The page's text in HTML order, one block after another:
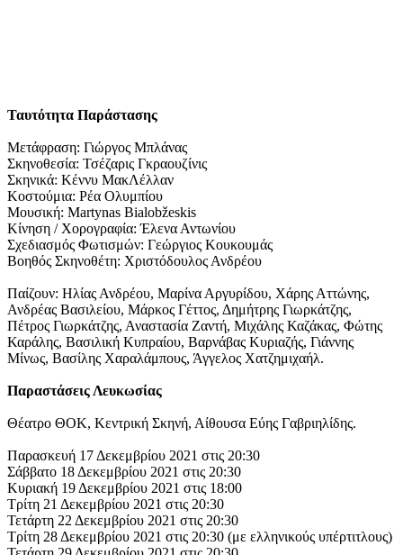
Ταυτότητα Παράστασης
Μετάφραση: Γιώργος Μπλάνας
Σκηνοθεσία: Τσέζαρις Γκραουζίνις
Σκηνικά: Κέννυ ΜακΛέλλαν
Κοστούμια: Ρέα Ολυμπίου
Μουσική: Martynas Bialobžeskis
Κίνηση / Χορογραφία: Έλενα Αντωνίου
Σχεδιασμός Φωτισμών: Γεώργιος Κουκουμάς
Βοηθός Σκηνοθέτη: Χριστόδουλος Ανδρέου
Παίζουν: Ηλίας Ανδρέου, Μαρίνα Αργυρίδου, Χάρης Αττώνης,
Ανδρέας Βασιλείου, Μάρκος Γέττος, Δημήτρης Γιωρκάτζης,
Πέτρος Γιωρκάτζης, Αναστασία Ζαντή, Μιχάλης Καζάκας, Φώτης
Καράλης, Βασιλική Κυπραίου, Βαρνάβας Κυριαζής, Γιάννης
Μίνως, Βασίλης Χαραλάμπους, Άγγελος Χατζημιχαήλ.
Παραστάσεις Λευκωσίας
Θέατρο ΘΟΚ, Κεντρική Σκηνή, Αίθουσα Εύης Γαβριηλίδης.
Παρασκευή 17 Δεκεμβρίου 2021 στις 20:30
Σάββατο 18 Δεκεμβρίου 2021 στις 20:30
Κυριακή 19 Δεκεμβρίου 2021 στις 18:00
Τρίτη 21 Δεκεμβρίου 2021 στις 20:30
Τετάρτη 22 Δεκεμβρίου 2021 στις 20:30
Τρίτη 28 Δεκεμβρίου 2021 στις 20:30 (με ελληνικούς υπέρτιτλους)